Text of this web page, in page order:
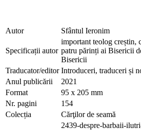
Autor Sfântul Ieronim
Specificații autor
important teolog creștin,
patru părinți ai Bisericii
Bisericii
Traducator/editor Introduceri, traduceri și
Anul publicării
2021
Format
95 x 205 mm
Nr. pagini
154
Colecția
Cărţilor de seamă
2439-despre-barbaii-